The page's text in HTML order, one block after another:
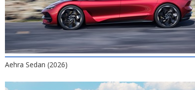
Aehra Sedan (2026)